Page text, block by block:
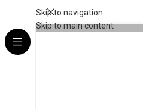
Skip to navigation
Skip to main content